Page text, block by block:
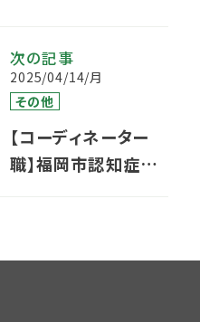
次の記事
2025/04/14/月
その他
【コーディネーター
職】福岡市認知症フ